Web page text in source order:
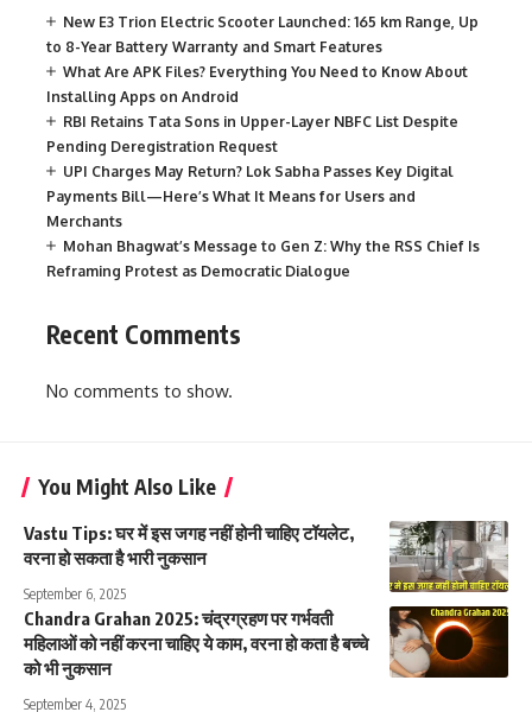
New E3 Trion Electric Scooter Launched: 165 km Range, Up
to 8-Year Battery Warranty and Smart Features
What Are APK Files? Everything You Need to Know About
Installing Apps on Android
RBI Retains Tata Sons in Upper-Layer NBFC List Despite
Pending Deregistration Request
UPI Charges May Return? Lok Sabha Passes Key Digital
Payments Bill—Here’s What It Means for Users and
Merchants
Mohan Bhagwat’s Message to Gen Z: Why the RSS Chief Is
Reframing Protest as Democratic Dialogue
Recent Comments
No comments to show.
You Might Also Like
Vastu Tips: घर में इस जगह नहीं होनी चाहिए टॉयलेट,
वरना हो सकता है भारी नुकसान
September 6, 2025
Chandra Grahan 2025: चंद्रग्रहण पर गर्भवती
महिलाओं को नहीं करना चाहिए ये काम, वरना हो कता है बच्चे
को भी नुकसान
September 4, 2025